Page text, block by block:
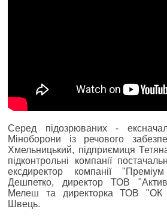
Серед підозрюваних -
Міноборони із речового
Хмельницький, підприємиця
підконтрольні компанії
ексдиректор компанії
Дешпетко, директор ТОВ
Мелеш та директорка ТОВ
Швець.